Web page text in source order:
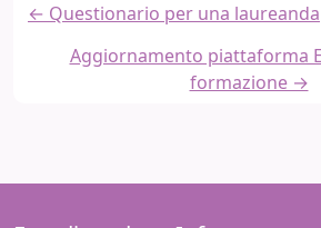
← Questionario per una laureanda
Aggiornamento piattaforma
formazione →